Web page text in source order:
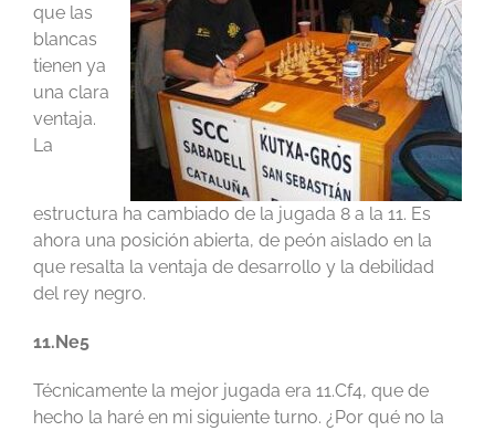
que las
blancas
tienen ya
una clara
ventaja.
La
estructura ha cambiado de la jugada 8 a la 11. Es
ahora una posición abierta, de peón aislado en la
que resalta la ventaja de desarrollo y la debilidad
del rey negro.
11.Ne5
Técnicamente la mejor jugada era 11.Cf4, que de
hecho la haré en mi siguiente turno. ¿Por qué no la